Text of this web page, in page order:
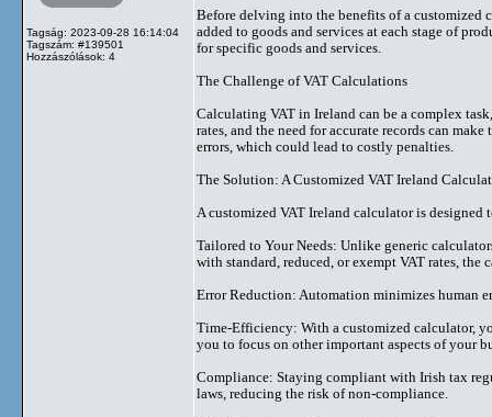
Tagság: 2023-09-28 16:14:04
Tagszám: #139501
Hozzászólások: 4
Before delving into the benefits of a customized
added to goods and services at each stage of
for specific goods and services.
The Challenge of VAT Calculations
Calculating VAT in Ireland can be a complex
rates, and the need for accurate records can
errors, which could lead to costly penalties.
The Solution: A Customized VAT Ireland
A customized VAT Ireland calculator is
Tailored to Your Needs: Unlike generic
with standard, reduced, or exempt VAT rates,
Error Reduction: Automation minimizes human
Time-Efficiency: With a customized calculator,
you to focus on other important aspects of your
Compliance: Staying compliant with Irish tax
laws, reducing the risk of non-compliance.